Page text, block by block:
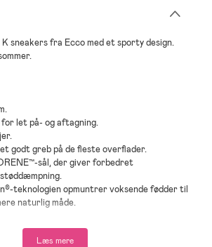
sneakers fra Ecco med et sporty design.
let på- og aftagning.
godt greb på de fleste overflader.
sål, der giver forbedret
teknologien opmuntrer voksende fødder til
naturlig måde.
gummi.
Læs mere